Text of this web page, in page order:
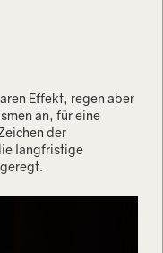
Effekt, regen aber
an, für eine
der
langfristige